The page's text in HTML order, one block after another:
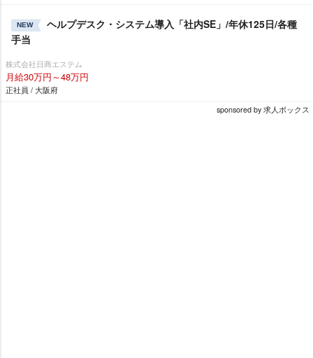
NEW
ヘルプデスク・システム導入「社内SE」/年休125日/各種
手当
株式会社日商エステム
月給30万円～48万円
正社員 / 大阪府
sponsored by 求人ボックス